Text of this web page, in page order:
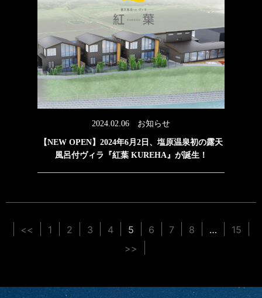
2024.02.06 お知らせ
【NEW OPEN】2024年6月2日、塩原温泉初の露天
風呂付ヴィラ『紅葉 KUREHA』が誕生！
<< 1 2 3 4 5 6 7 8 …
15
>>